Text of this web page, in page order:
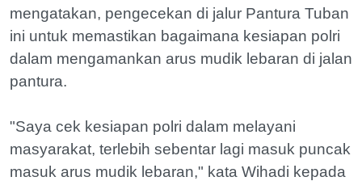
mengatakan, pengecekan di jalur Pantura Tuban
ini untuk memastikan bagaimana kesiapan polri
dalam mengamankan arus mudik lebaran di jalan
pantura.
"Saya cek kesiapan polri dalam melayani
masyarakat, terlebih sebentar lagi masuk puncak
masuk arus mudik lebaran," kata Wihadi kepada